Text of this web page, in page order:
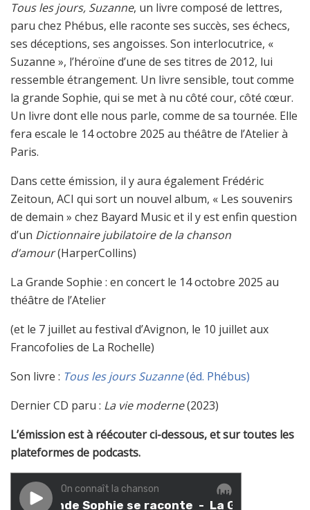
Tous les jours, Suzanne, un livre composé de lettres,
paru chez Phébus, elle raconte ses succès, ses échecs,
ses déceptions, ses angoisses. Son interlocutrice, «
Suzanne », l’héroïne d’une de ses titres de 2012, lui
ressemble étrangement. Un livre sensible, tout comme
la grande Sophie, qui se met à nu côté cour, côté cœur.
Un livre dont elle nous parle, comme de sa tournée. Elle
fera escale le 14 octobre 2025 au théâtre de l’Atelier à
Paris.
Dans cette émission, il y aura également Frédéric
Zeitoun, ACI qui sort un nouvel album, « Les souvenirs
de demain » chez Bayard Music et il y est enfin question
d’un Dictionnaire jubilatoire de la chanson
d’amour(HarperCollins)
La Grande Sophie : en concert le 14 octobre 2025 au
théâtre de l’Atelier
(et le 7 juillet au festival d’Avignon, le 10 juillet aux
Francofolies de La Rochelle)
Son livre : Tous les jours Suzanne(éd. Phébus)
Dernier CD paru : La vie moderne(2023)
L’émission est à réécouter ci-dessous, et sur toutes les
plateformes de podcasts.